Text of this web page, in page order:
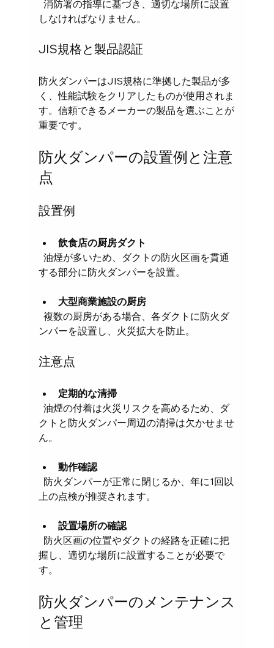
しなければなりません。
JIS規格と製品認証
防火ダンパーはJIS規格に準拠した製品が多
く、性能試験をクリアしたものが使用されま
す。信頼できるメーカーの製品を選ぶことが
重要です。
防火ダンパーの設置例と注意
点
設置例
飲食店の厨房ダクト
する部分に防火ダンパーを設置。
大型商業施設の厨房
ンパーを設置し、火災拡大を防止。
注意点
定期的な清掃
クトと防火ダンパー周辺の清掃は欠かせませ
ん。
動作確認
上の点検が推奨されます。
設置場所の確認
握し、適切な場所に設置することが必要で
す。
防火ダンパーのメンテナンス
と管理